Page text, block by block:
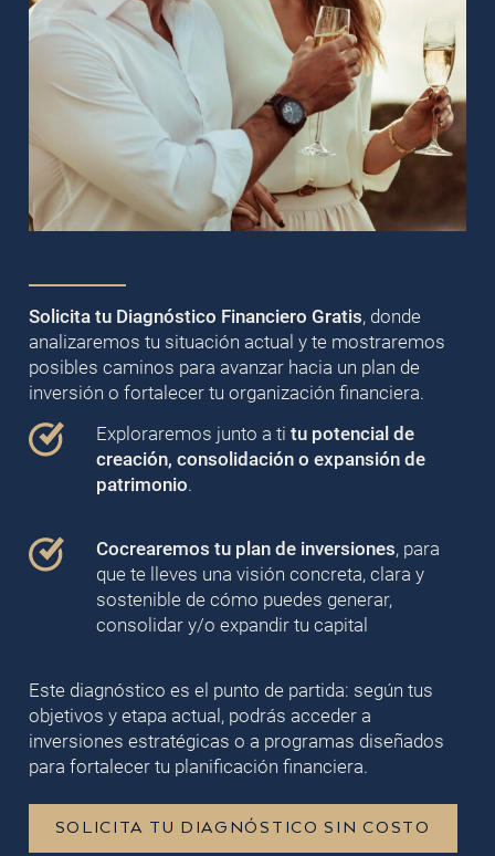
Solicita tu Diagnóstico Financiero Gratis, donde
analizaremos tu situación actual y te mostraremos
posibles caminos para avanzar hacia un plan de
inversión o fortalecer tu organización financiera.
Exploraremos junto a ti tu potencial de
creación, consolidación o expansión de
patrimonio.
Cocrearemos tu plan de inversiones, para
que te lleves una visión concreta, clara y
sostenible de cómo puedes generar,
consolidar y/o expandir tu capital
Este diagnóstico es el punto de partida: según tus
objetivos y etapa actual, podrás acceder a
inversiones estratégicas o a programas diseñados
para fortalecer tu planificación financiera.
SOLICITA TU DIAGNÓSTICO SIN COSTO